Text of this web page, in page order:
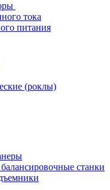
тока
питания
(роклы)
станки